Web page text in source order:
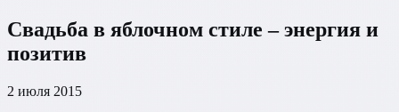
Свадьба в яблочном стиле – энергия и
позитив
2 июля 2015